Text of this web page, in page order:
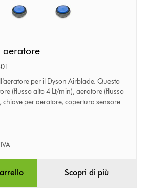
aeratore
per il Dyson Airblade. Questo
(flusso alto 4 Lt/min), aeratore (flusso
chiave per aeratore, copertura sensore
Scopri di più